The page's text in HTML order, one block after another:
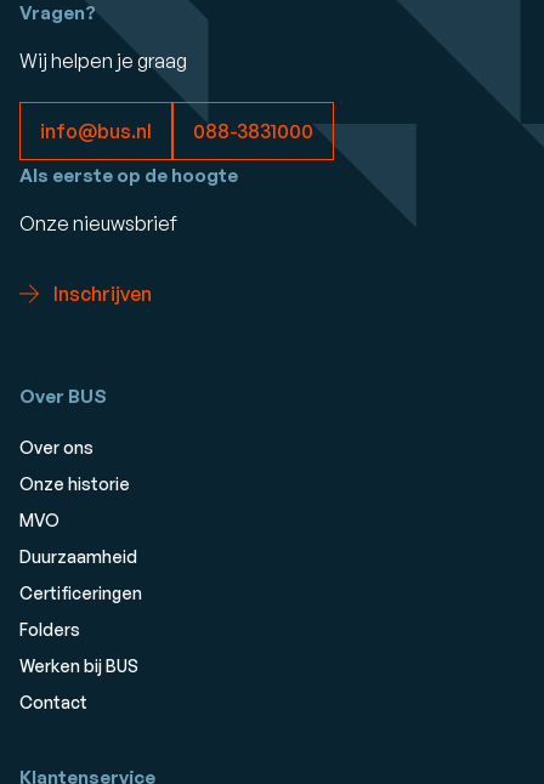
Vragen?
Wij helpen je graag
info@bus.nl 088-3831000
Als eerste op de hoogte
Onze nieuwsbrief
Inschrijven
Over BUS
Over ons
Onze historie
MVO
Duurzaamheid
Certificeringen
Folders
Werken bij BUS
Contact
Klantenservice